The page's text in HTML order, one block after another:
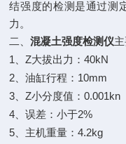
结强度的检测是通过测
力。
二、混凝土强度检测仪
1 、Z大拔出力：40kN
2 、油缸行程： 10mm
3 、Z小分度值：0.001kn
4 、误差：小于2%
5 、主机重量：4.2kg